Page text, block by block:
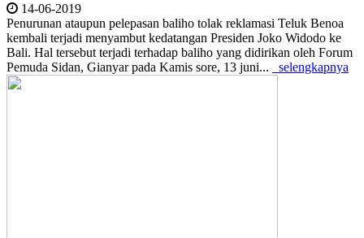
14-06-2019
Penurunan ataupun pelepasan baliho tolak reklamasi Teluk Benoa
kembali terjadi menyambut kedatangan Presiden Joko Widodo ke
Bali. Hal tersebut terjadi terhadap baliho yang didirikan oleh Forum
Pemuda Sidan, Gianyar pada Kamis sore, 13 juni...
selengkapnya